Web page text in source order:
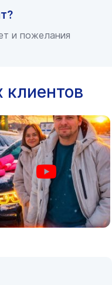
и пожелания